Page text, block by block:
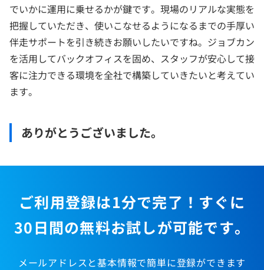
でいかに運用に乗せるかが鍵です。現場のリアルな実態を
把握していただき、使いこなせるようになるまでの手厚い
伴走サポートを引き続きお願いしたいですね。ジョブカン
を活用してバックオフィスを固め、スタッフが安心して接
客に注力できる環境を全社で構築していきたいと考えてい
ます。
ありがとうございました。
ご利用登録は1分で完了！すぐに
30日間の無料お試しが可能です。
メールアドレスと基本情報で簡単に登録ができます